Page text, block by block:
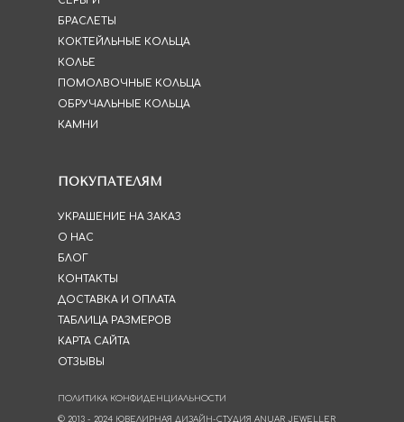
© 2013 - 2024 ЮВЕЛИРНАЯ ДИЗАЙН-СТУДИЯ ANUAR JEWELLER
ПОЛИТИКА КОНФИДЕНЦИАЛЬНОСТИ
ПОМОЛВОЧНЫЕ КОЛЬЦА
ОБРУЧАЛЬНЫЕ КОЛЬЦА
КАМНИ
ПОКУПАТЕЛЯМ
УКРАШЕНИЕ НА ЗАКАЗ
О НАС
БЛОГ
КОНТАКТЫ
БРАСЛЕТЫ
КОКТЕЙЛЬНЫЕ КОЛЬЦА
КОЛЬЕ
ДОСТАВКА И ОПЛАТА
ТАБЛИЦА РАЗМЕРОВ
КАРТА САЙТА
ОТЗЫВЫ